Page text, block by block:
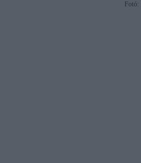
Fotó: